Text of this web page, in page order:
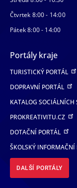
Čtvrtek 8:00 - 14:00
Pátek 8:00 - 14:00
Portály kraje
TURISTICKÝ PORTÁL
DOPRAVNÍ PORTÁL
KATALOG SOCIÁLNÍCH
PROKREATIVITU.CZ
DOTAČNÍ PORTÁL
ŠKOLSKÝ INFORMAČNÍ
DALŠÍ PORTÁLY